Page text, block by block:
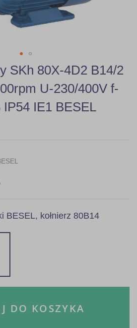
SKh 80X-4D2 B14/2
U-230/400V f-
IE1 BESEL
BESEL, kołnierz 80B14
DO KOSZYKA